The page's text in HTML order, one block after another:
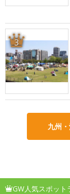
3
九州
GW人気スポット